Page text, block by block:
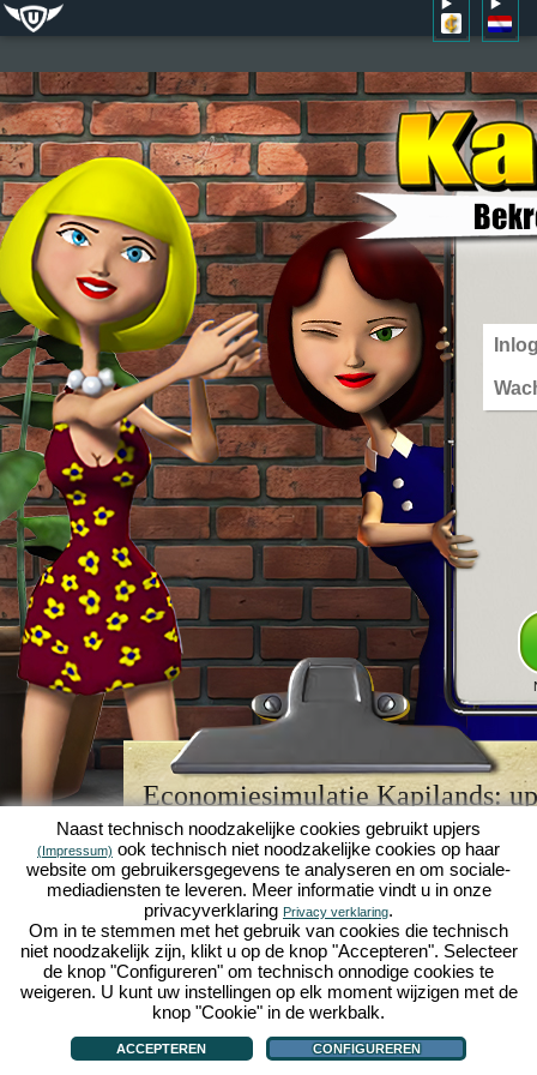
Economiesimulatie Kapilands:
browserspellegende
Kapilands is een van de bestebrowserspellenvan
retrogamevoor fans van economiesimulaties. Het
werd ooit uitgeroepen tot "MMO van het jaar" en is
een genot voor fans van strategische
online
je eigen zakenimperium opbouwen en carrière
economiesimulaties!
Naast technisch noodzakelijke cookies gebruikt upjers
(Impressum) ook technisch niet noodzakelijke cookies op haar
website om gebruikersgegevens te analyseren en om sociale-
mediadiensten te leveren. Meer informatie vindt u in onze
privacyverklaring Privacy verklaring.
Om in te stemmen met het gebruik van cookies die technisch
niet noodzakelijk zijn, klikt u op de knop "Accepteren". Selecteer
de knop "Configureren" om technisch onnodige cookies te
weigeren. U kunt uw instellingen op elk moment wijzigen met de
knop "Cookie" in de werkbalk.
ACCEPTEREN CONFIGUREREN